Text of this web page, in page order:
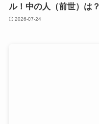
ル！中の人（前世）は？
2026-07-24